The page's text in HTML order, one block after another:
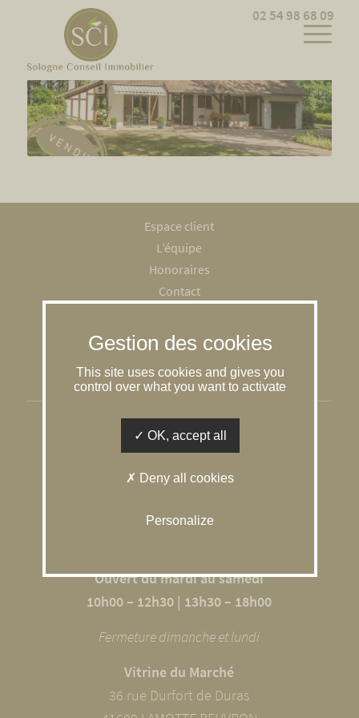
02 54 98 68 09
Espace client
L’équipe
Honoraires
Contact
Mentions légales
RGPD
Gestion des cookies
SOLOGNE CONSEIL IMMOBILIER
L’agence du Caquetoire
41600 SOUVIGNY EN SOLOGNE
Ouvert du mardi au samedi
10h00 – 12h30 | 13h30 – 18h00
Fermeture dimanche et lundi
Vitrine du Marché
36 rue Durfort de Duras
Cookies management panel
This site uses cookies and gives you
control over what you want to activate
OK, accept all
Deny all cookies
Personalize